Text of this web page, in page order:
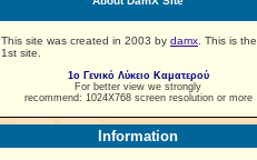
This site was created in 2003 by damx. This is the
1st site.
1ο Γενικό Λύκειο Καματερού
For better view we strongly
recommend: 1024X768 screen resolution or more
Information